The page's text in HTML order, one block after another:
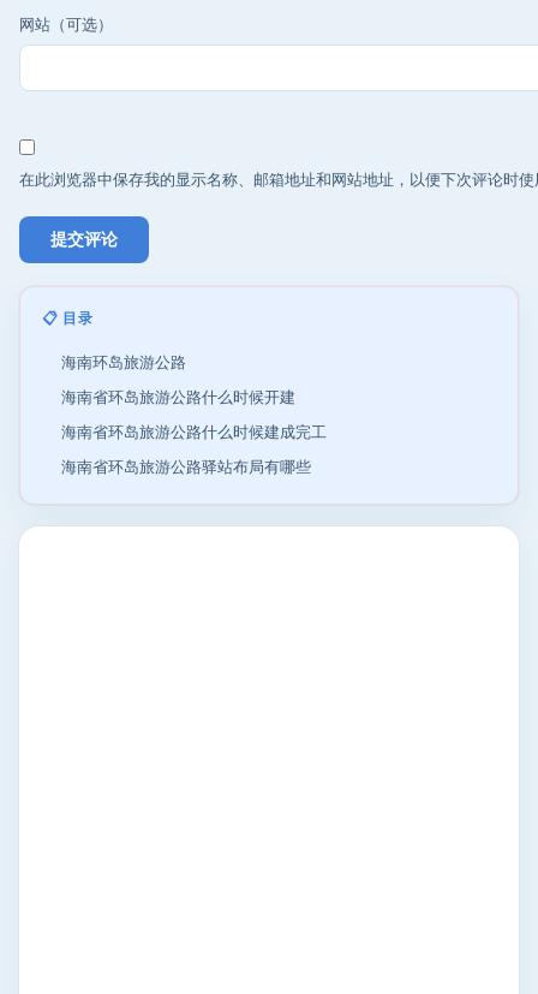
网站（可选）
在此浏览器中保存我的显示名称、邮箱地址和网站地址，以便下次评论时使
📋 目录
海南环岛旅游公路
海南省环岛旅游公路什么时候开建
海南省环岛旅游公路什么时候建成完工
海南省环岛旅游公路驿站布局有哪些